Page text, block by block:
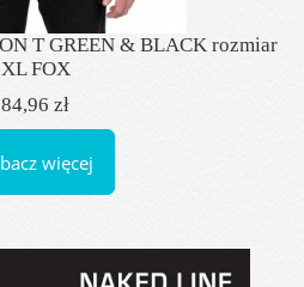
T GREEN & BLACK rozmiar
XL FOX
84,96 zł
więcej